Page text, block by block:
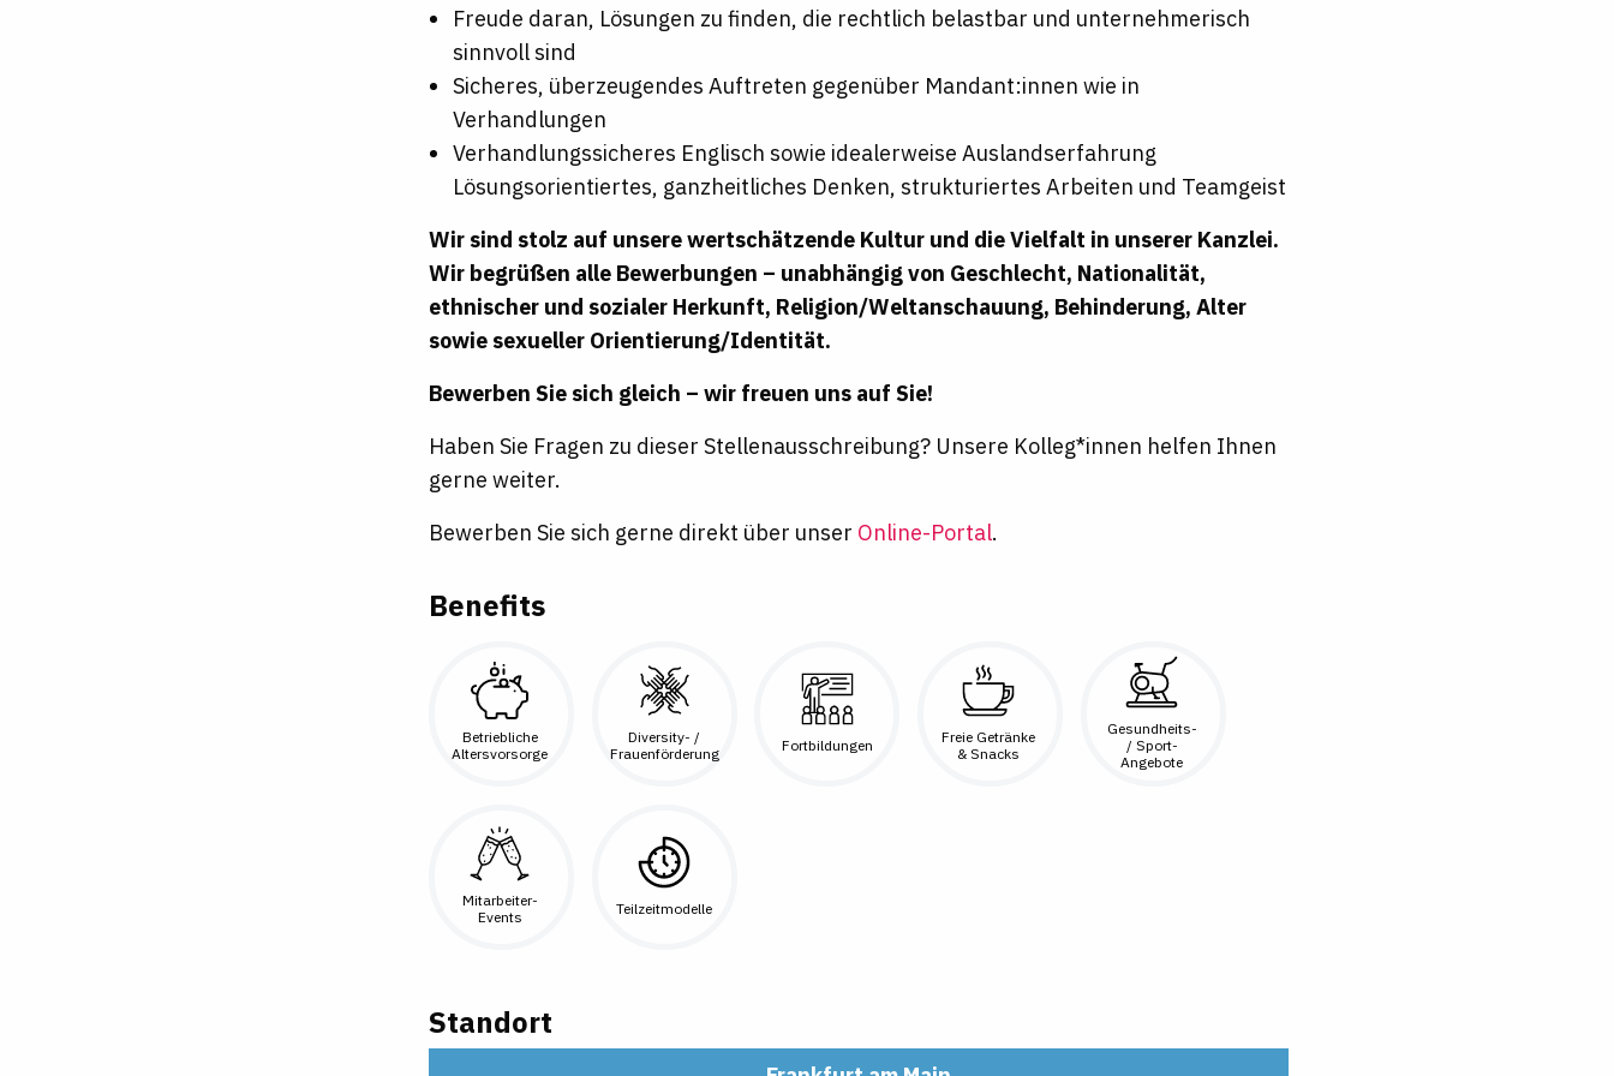
Freude daran, Lösungen zu finden, die rechtlich belastbar und unternehmerisch
sinnvoll sind
Sicheres, überzeugendes Auftreten gegenüber Mandant:innen wie in
Verhandlungen
Verhandlungssicheres Englisch sowie idealerweise Auslandserfahrung
Lösungsorientiertes, ganzheitliches Denken, strukturiertes Arbeiten und Teamgeist
Wir sind stolz auf unsere wertschätzende Kultur und die Vielfalt in unserer Kanzlei.
Wir begrüßen alle Bewerbungen – unabhängig von Geschlecht, Nationalität,
ethnischer und sozialer Herkunft, Religion/Weltanschauung, Behinderung, Alter
sowie sexueller Orientierung/Identität.
Bewerben Sie sich gleich – wir freuen uns auf Sie!
Haben Sie Fragen zu dieser Stellenausschreibung? Unsere Kolleg*innen helfen Ihnen
gerne weiter.
Bewerben Sie sich gerne direkt über unser Online-Portal.
Benefits
Betriebliche
Altersvorsorge
Diversity- /
Frauenförderung
Fortbildungen
Freie Getränke
& Snacks
Gesundheits-
/ Sport-
Angebote
Mitarbeiter-
Events
Teilzeitmodelle
Standort